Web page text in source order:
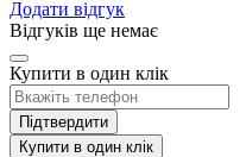
Додати відгук
Відгуків ще немає
Купити в один клік
Підтвердити
Купити в один клік